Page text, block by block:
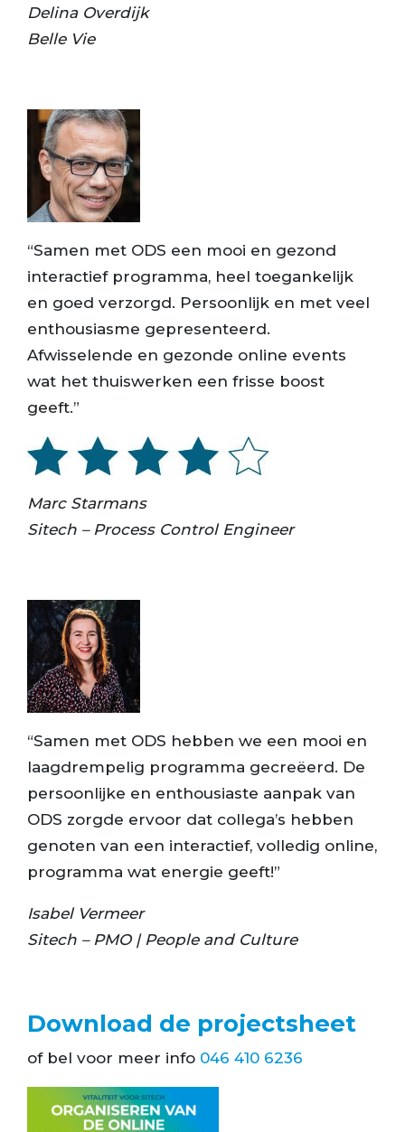
Delina Overdijk
Belle Vie
“Samen met ODS een mooi en gezond
interactief programma, heel toegankelijk
en goed verzorgd. Persoonlijk en met veel
enthousiasme gepresenteerd.
Afwisselende en gezonde online events
wat het thuiswerken een frisse boost
geeft.”
Marc Starmans
Sitech – Process Control Engineer
“Samen met ODS hebben we een mooi en
laagdrempelig programma gecreëerd. De
persoonlijke en enthousiaste aanpak van
ODS zorgde ervoor dat collega’s hebben
genoten van een interactief, volledig online,
programma wat energie geeft!”
Isabel Vermeer
Sitech – PMO | People and Culture
Download de projectsheet
of bel voor meer info 046 410 6236